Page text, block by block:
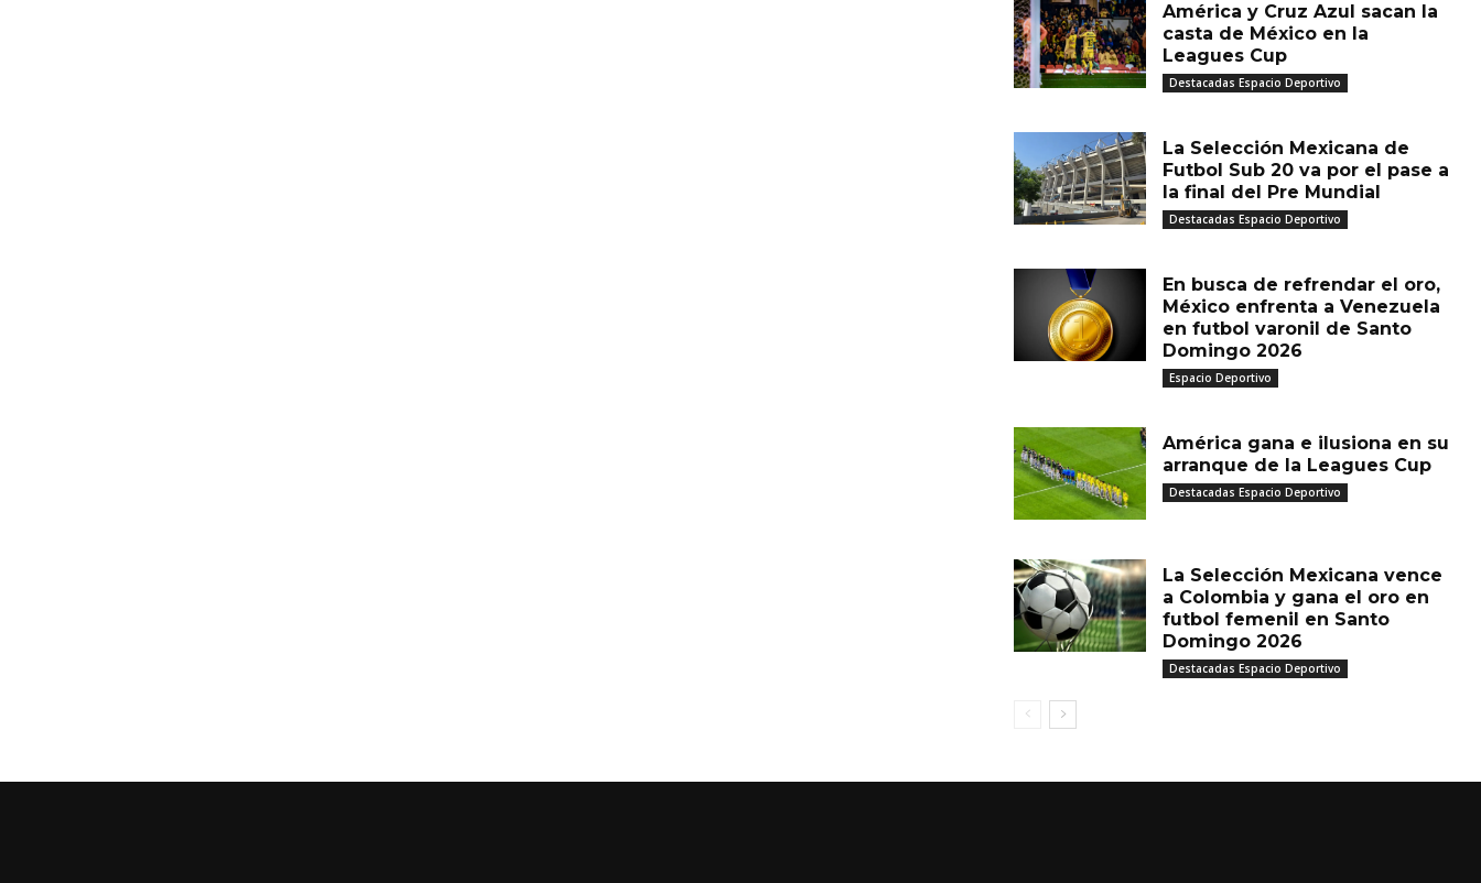
América y Cruz Azul sacan la
casta de México en la
Leagues Cup
Destacadas Espacio Deportivo
La Selección Mexicana de
Futbol Sub 20 va por el pase a
la final del Pre Mundial
Destacadas Espacio Deportivo
En busca de refrendar el oro,
México enfrenta a Venezuela
en futbol varonil de Santo
Domingo 2026
Espacio Deportivo
América gana e ilusiona en su
arranque de la Leagues Cup
Destacadas Espacio Deportivo
La Selección Mexicana vence
a Colombia y gana el oro en
futbol femenil en Santo
Domingo 2026
Destacadas Espacio Deportivo